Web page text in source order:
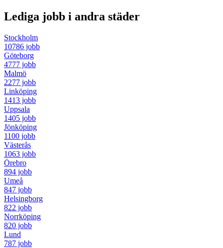
Lediga jobb i andra städer
Stockholm
10786 jobb
Göteborg
4777 jobb
Malmö
2277 jobb
Linköping
1413 jobb
Uppsala
1405 jobb
Jönköping
1100 jobb
Västerås
1063 jobb
Örebro
894 jobb
Umeå
847 jobb
Helsingborg
822 jobb
Norrköping
820 jobb
Lund
787 jobb